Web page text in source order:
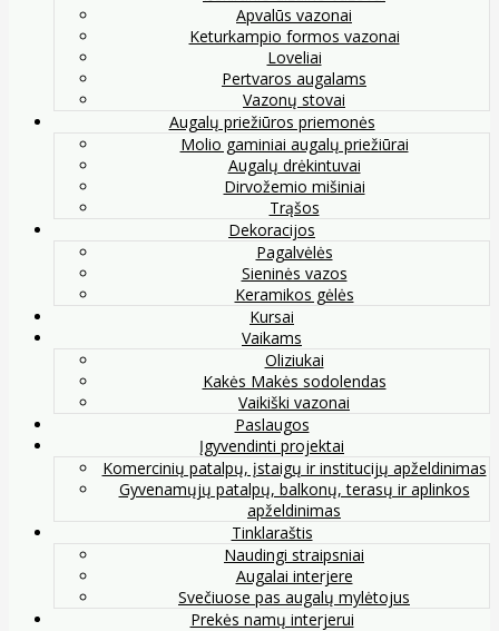
Apvalūs vazonai
Keturkampio formos vazonai
Loveliai
Pertvaros augalams
Vazonų stovai
Augalų priežiūros priemonės
Molio gaminiai augalų priežiūrai
Augalų drėkintuvai
Dirvožemio mišiniai
Trąšos
Dekoracijos
Pagalvėlės
Sieninės vazos
Keramikos gėlės
Kursai
Vaikams
Oliziukai
Kakės Makės sodolendas
Vaikiški vazonai
Paslaugos
Įgyvendinti projektai
Komercinių patalpų, įstaigų ir institucijų apželdinimas
Gyvenamųjų patalpų, balkonų, terasų ir aplinkos
apželdinimas
Tinklaraštis
Naudingi straipsniai
Augalai interjere
Svečiuose pas augalų mylėtojus
Prekės namų interjerui